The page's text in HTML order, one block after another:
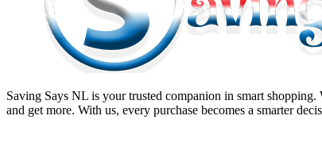
Saving Says NL is your trusted companion in smart
and get more. With us, every purchase becomes a smarter